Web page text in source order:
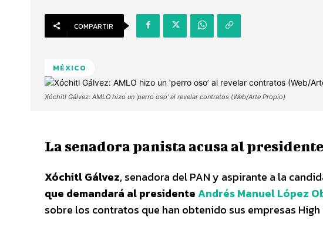
COMPARTIR
MÉXICO
Xóchitl Gálvez: AMLO hizo un ‘perro oso’ al revelar contratos (Web/Arte Propio)
La senadora panista acusa al
Xóchitl Gálvez, senadora del PAN y aspirante a la
que demandará al presidenteAndrés Manuel López
sobre los contratos que han obtenido sus empresas High